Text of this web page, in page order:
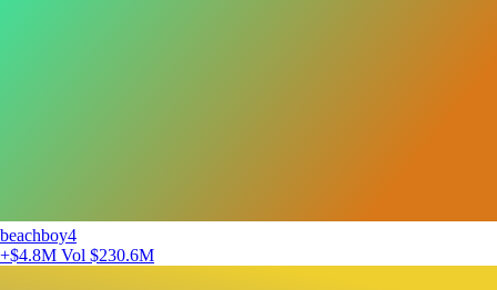
beachboy4
+$4.8M Vol $230.6M